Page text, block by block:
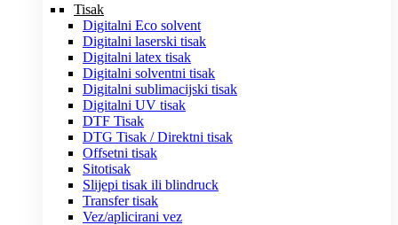
Tisak
Digitalni Eco solvent
Digitalni laserski tisak
Digitalni latex tisak
Digitalni solventni tisak
Digitalni sublimacijski tisak
Digitalni UV tisak
DTF Tisak
DTG Tisak / Direktni tisak
Offsetni tisak
Sitotisak
Slijepi tisak ili blindruck
Transfer tisak
Vez/aplicirani vez